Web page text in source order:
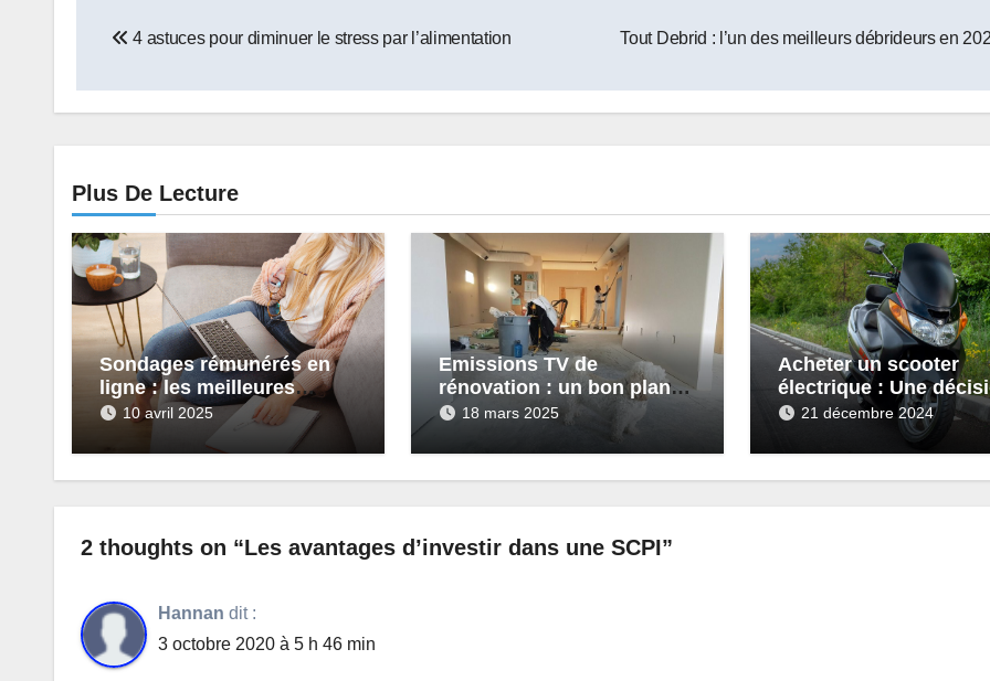
de
l’article
4 astuces pour diminuer le stress par l’alimentation Tout Debrid : l’un des meilleurs débrideurs en
Plus De Lecture
Sondages rémunérés en
ligne : les meilleures
plateformes à tester en
10 avril 2025
Emissions TV de
rénovation : un bon plan
pour rénover sans se
18 mars 2025
Acheter un scooter
électrique : Une
qui vous fera gagner
tous les plans
21 décembre 2024
2 thoughts on “Les avantages d’investir dans une SCPI”
Hannan dit :
3 octobre 2020 à 5 h 46 min